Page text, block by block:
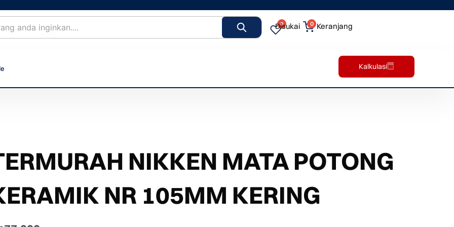
0
Disukai 0 Keranjang
Kalkulasi
NIKKEN MATA POTONG
NR 105MM KERING